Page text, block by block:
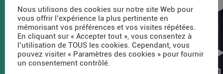
Après AMI Labs, Yann LeCun veut
lancer un fonds de 200 millions d’euros
dédié à l’IA
L’article Après AMI Labs, Yann LeCun veut lancer
un fonds de 200 millions d’euros dédié à l’IA
est...
Nous utilisons des cookies sur notre site Web pour
vous offrir l’expérience la plus pertinente en
mémorisant vos préférences et vos visites répétées.
En cliquant sur « Accepter tout », vous consentez à
l’utilisation de TOUS les cookies. Cependant, vous
pouvez visiter « Paramètres des cookies » pour fournir
un consentement contrôlé.